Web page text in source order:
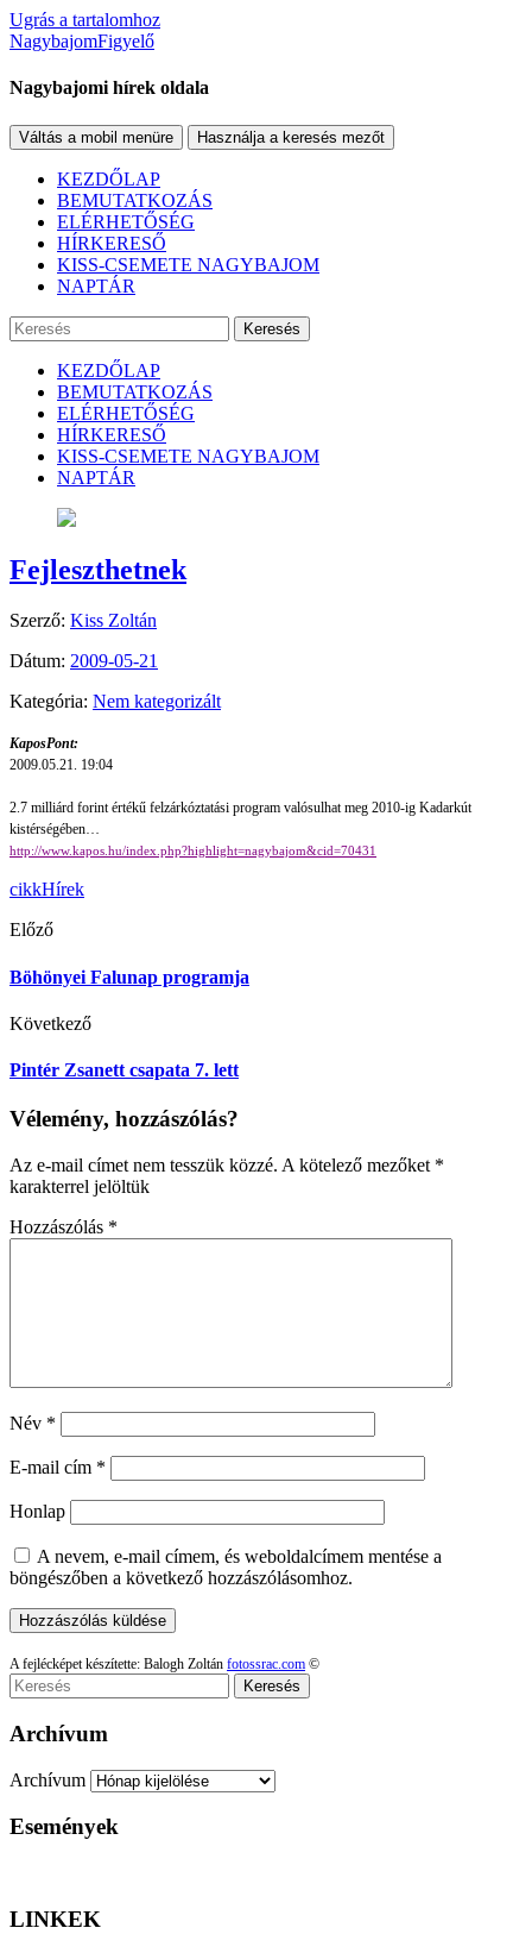
Ugrás a tartalomhoz
NagybajomFigyelő
Nagybajomi hírek oldala
Váltás a mobil menüre Használja a keresés mezőt
KEZDŐLAP
BEMUTATKOZÁS
ELÉRHETŐSÉG
HÍRKERESŐ
KISS-CSEMETE NAGYBAJOM
NAPTÁR
Keresés
KEZDŐLAP
BEMUTATKOZÁS
ELÉRHETŐSÉG
HÍRKERESŐ
KISS-CSEMETE NAGYBAJOM
NAPTÁR
Fejleszthetnek
Szerző: Kiss Zoltán
Dátum: 2009-05-21
Kategória: Nem kategorizált
KaposPont:
2009.05.21. 19:04
2.7 milliárd forint értékű felzárkóztatási program valósulhat meg 2010-ig Kadarkút
kistérségében…
http://www.kapos.hu/index.php?highlight=nagybajom&cid=70431
cikkHírek
Előző
Böhönyei Falunap programja
Következő
Pintér Zsanett csapata 7. lett
Vélemény, hozzászólás?
Az e-mail címet nem tesszük közzé. A kötelező mezőket *
karakterrel jelöltük
Hozzászólás *
Név *
E-mail cím *
Honlap
A nevem, e-mail címem, és weboldalcímem mentése a
böngészőben a következő hozzászólásomhoz.
A fejlécképet készítette: Balogh Zoltán fotossrac.com ©
Keresés
Archívum
Archívum
Események
LINKEK